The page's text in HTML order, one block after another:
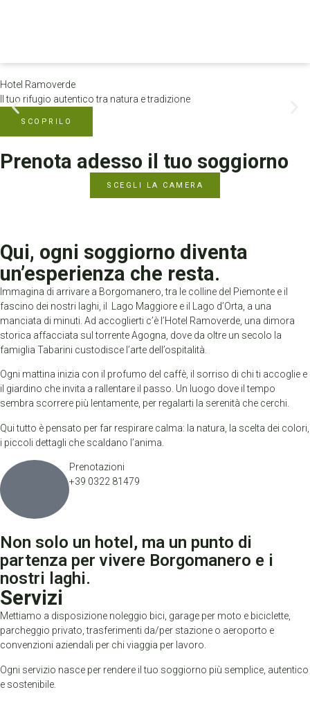
Hotel Ramoverde
Il tuo rifugio autentico tra natura e tradizione
SCOPRILO
Prenota adesso il tuo soggiorno
SCEGLI LA CAMERA
Qui, ogni soggiorno diventa
un’esperienza che resta.
Immagina di arrivare a Borgomanero, tra le colline del Piemonte e il
fascino dei nostri laghi, il Lago Maggiore e il Lago d’Orta, a una
manciata di minuti. Ad accoglierti c’è l’Hotel Ramoverde, una dimora
storica affacciata sul torrente Agogna, dove da oltre un secolo la
famiglia Tabarini custodisce l’arte dell’ospitalità.
Ogni mattina inizia con il profumo del caffè, il sorriso di chi ti accoglie e
il giardino che invita a rallentare il passo. Un luogo dove il tempo
sembra scorrere più lentamente, per regalarti la serenità che cerchi.
Qui tutto è pensato per far respirare calma: la natura, la scelta dei colori,
i piccoli dettagli che scaldano l’anima.
Prenotazioni
+39 0322 81479
Non solo un hotel, ma un punto di
partenza per vivere Borgomanero e i
nostri laghi.
Servizi
Mettiamo a disposizione noleggio bici, garage per moto e biciclette,
parcheggio privato, trasferimenti da/per stazione o aeroporto e
convenzioni aziendali per chi viaggia per lavoro.
Ogni servizio nasce per rendere il tuo soggiorno più semplice, autentico
e sostenibile.